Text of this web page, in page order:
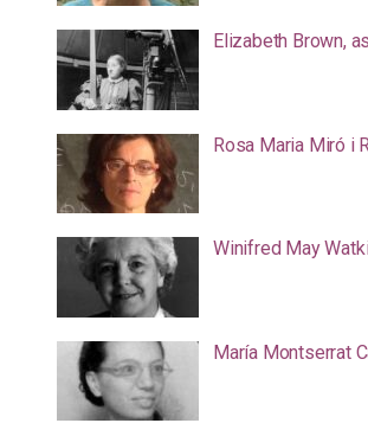
Elizabeth Brown,
Rosa Maria Miró i
Winifred May
María Montserrat